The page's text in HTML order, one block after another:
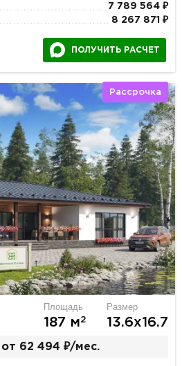
7 789 564 ₽
8 267 871 ₽
ПОЛУЧИТЬ РАСЧЕТ
Рассрочка
Площадь
187 м2
Размер
13.6х16.7
от 62 494 ₽/мес.